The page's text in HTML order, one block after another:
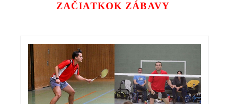
ZAČIATKOK ZÁBAVY